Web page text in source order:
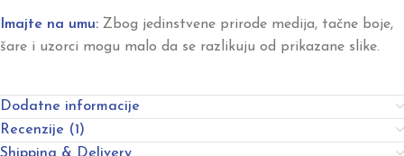
Imajte na umu: Zbog jedinstvene prirode medija, tačne boje,
šare i uzorci mogu malo da se razlikuju od prikazane slike.
Dodatne informacije
Recenzije (1)